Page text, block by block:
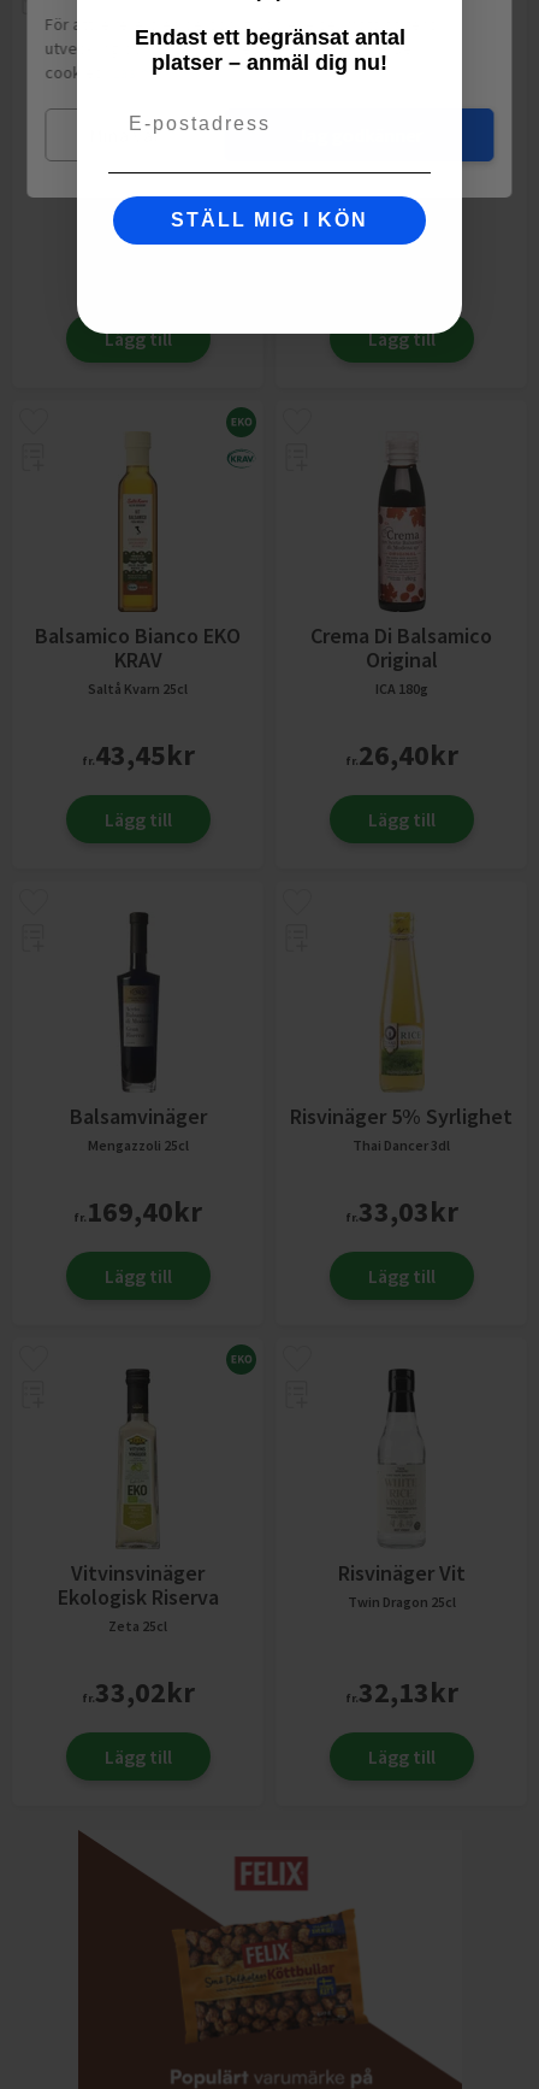
Vitvinsvinäger
ICA
Lägg till
Sherryvinäger
SOLERA 77 37.5cl
Lägg till
Balsamico Bianco EKO
KRAV
Saltå Kvarn 25cl
fr.43,45kr
Lägg till
Crema Di Balsamico
Original
ICA 180g
fr.26,40kr
Lägg till
Balsamvinäger
Mengazzoli 25cl
fr. 169,40kr
Lägg till
Risvinäger 5% Syrlighet
Thai Dancer3dl
fr.33,03kr
Lägg till
Vitvinsvinäger
Ekologisk Riserva
Zeta 25cl
fr.33,02kr
Lägg till
Risvinäger Vit
Twin Dragon 25cl
fr.32,13kr
Lägg till
För att leverera en personlig upplevelse, mäta sajtens
utveckling och ha sociala medier-koppling använder vi
cookies.
Läs mer
Mina val
Endast ett begränsat antal
platser – anmäl dig nu!
STÄLL MIG I KÖN